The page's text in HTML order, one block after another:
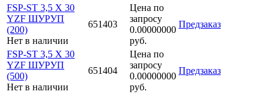
FSP-ST 3,5 X 30
YZF ШУРУП
(200)
Нет в наличии
651403
Цена по
запросу
0.00000000
руб.
Предзаказ
FSP-ST 3,5 X 30
YZF ШУРУП
(500)
Нет в наличии
651404
Цена по
запросу
0.00000000
руб.
Предзаказ